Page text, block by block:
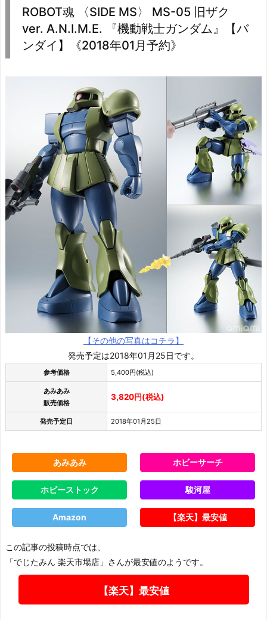
ROBOT魂 〈SIDE MS〉 MS-05 旧ザク
ver. A.N.I.M.E. 『機動戦士ガンダム』【バ
ンダイ】《2018年01月予約》
【その他の写真はコチラ】
発売予定は2018年01月25日です。
参考価格 5,400円(税込)
あみあみ
販売価格
3,820円(税込)
発売予定日 2018年01月25日
あみあみ ホビーサーチ
ホビーストック 駿河屋
Amazon 【楽天】最安値
この記事の投稿時点では、
「でじたみん 楽天市場店」さんが最安値のようです。
【楽天】最安値